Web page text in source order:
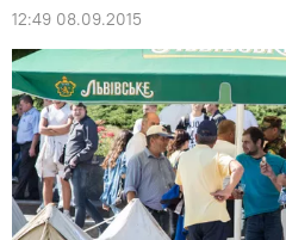
12:49 08.09.2015